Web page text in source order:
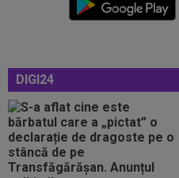
DIGI24
18:31 EXCLUSIV
Gigi
echipe din SuperLigă
18:23
Catalanii anunță:
acord total pentru Rodri!